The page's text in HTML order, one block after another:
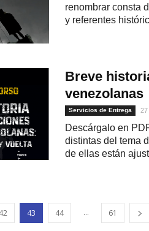
renombrar consta
y referentes
Breve
venezolanas
Servicios de Entrega
Descárgalo en
distintas del tema
de ellas están
42 43 44 ... 61